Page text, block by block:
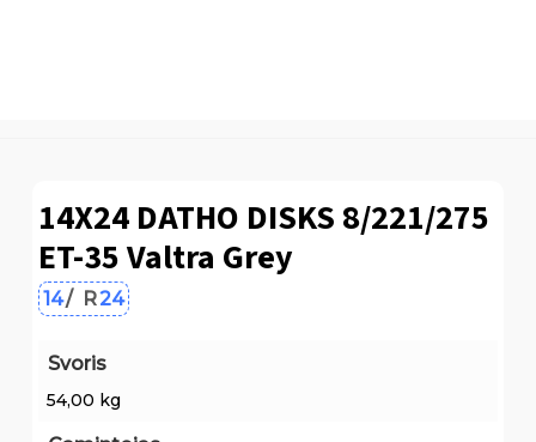
14X24 DATHO DISKS 8/221/275
ET-35 Valtra Grey
14/ R24
Svoris
54,00 kg